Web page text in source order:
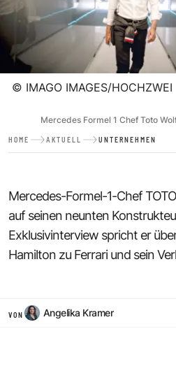
© IMAGO IMAGES/HOCHZWEI
Mercedes Formel 1 Chef Toto
HOME AKTUELL UNTERNEHMEN
Mercedes-Formel-1-Chef
auf seinen neunten
Exklusivinterview spricht er
Hamilton zu Ferrari und sein
VON Angelika Kramer